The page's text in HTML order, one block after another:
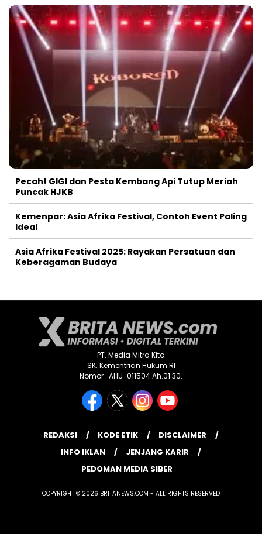
Pecah! GIGI dan Pesta Kembang Api Tutup Meriah
Puncak HJKB
Kemenpar: Asia Afrika Festival, Contoh Event Paling
Ideal
Asia Afrika Festival 2025: Rayakan Persatuan dan
Keberagaman Budaya
PT. Media Mitra Kita
SK. Kementrian Hukum RI
Nomor : AHU-011504.Ah.01.30.
REDAKSI KODE ETIK
DISCLAIMER
INFO IKLAN
JENJANG KARIR
PEDOMAN MEDIA SIBER
COPYRIGHT © 2026 BRITANEWS.COM - ALL RIGHTS RESERVED